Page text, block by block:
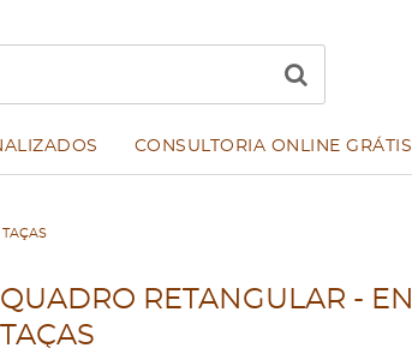
CONSULTORIA ONLINE GRÁTIS
QUADRO RETANGULAR -
TAÇAS